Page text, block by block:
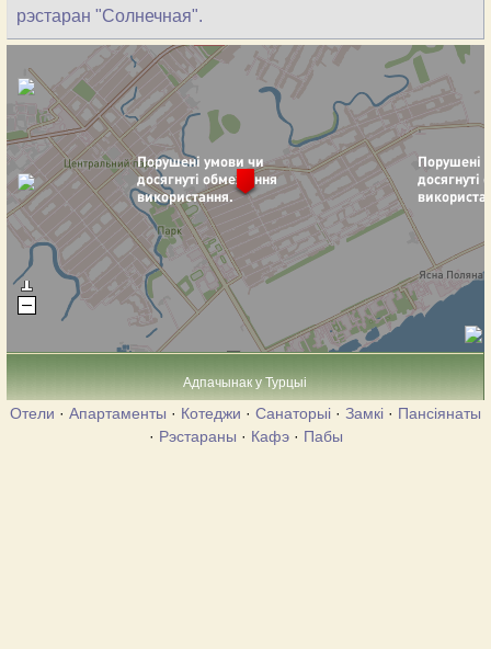
рэстаран "Солнечная".
Адпачынак у Турцыі
Отели · Апартаменты · Котеджи · Санаторыі · Замкі · Пансіянаты
· Рэстараны · Кафэ· Пабы